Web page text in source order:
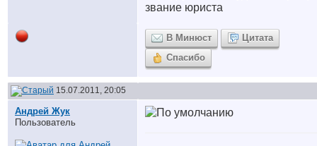
звание юриста
В Минюст
Цитата
Спасибо
15.07.2011, 20:05
Андрей Жук
Пользователь